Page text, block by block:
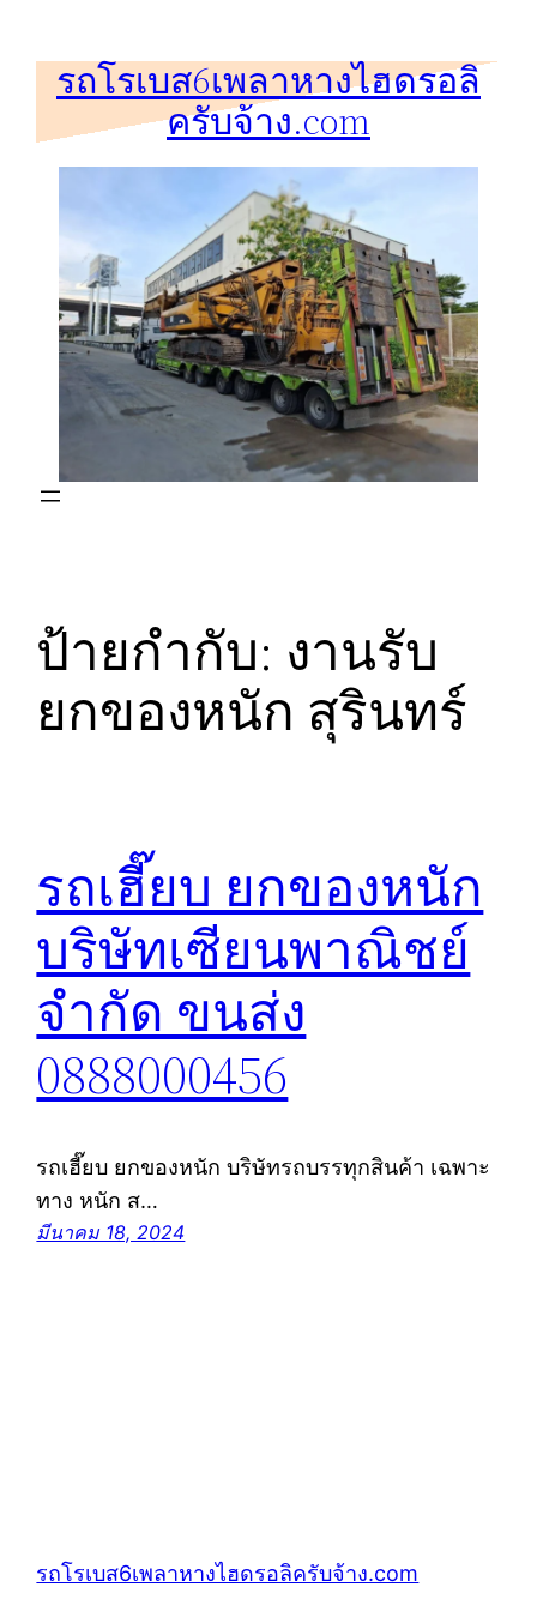
รถโรเบส6เพลาหางไฮดรอลิ
ครับจ้าง.com
ป้ายกำกับ: งานรับ
ยกของหนัก สุรินทร์
รถเฮี๊ยบ ยกของหนัก
บริษัทเซียนพาณิชย์
จำกัด ขนส่ง
0888000456
รถเฮี๊ยบ ยกของหนัก บริษัทรถบรรทุกสินค้า เฉพาะ
ทาง หนัก ส…
มีนาคม 18, 2024
รถโรเบส6เพลาหางไฮดรอลิครับจ้าง.com